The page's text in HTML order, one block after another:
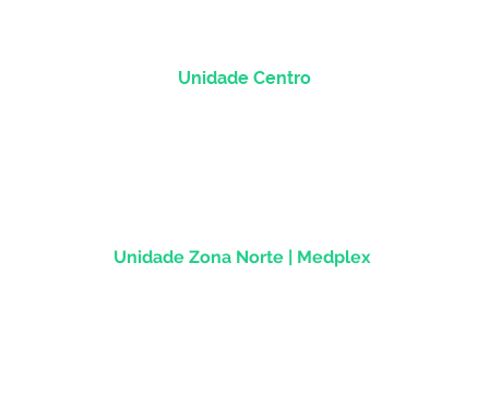
Unidade Centro
Unidade Zona Norte | Medplex